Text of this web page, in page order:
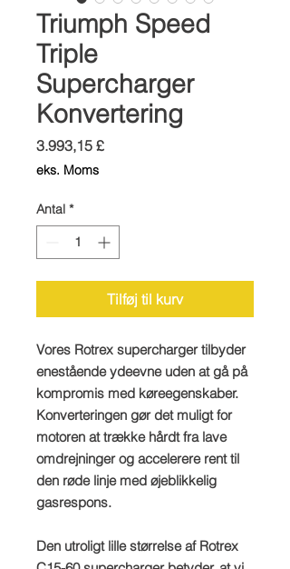
Triumph Speed
Triple
Supercharger
Konvertering
3.993,15 £Pris
eks. Moms
Antal *
Tilføj til kurv
Vores Rotrex supercharger tilbyder
enestående ydeevne uden at gå på
kompromis med køreegenskaber.
Konverteringen gør det muligt for
motoren at trække hårdt fra lave
omdrejninger og accelerere rent til
den røde linje med øjeblikkelig
gasrespons.
Den utroligt lille størrelse af Rotrex